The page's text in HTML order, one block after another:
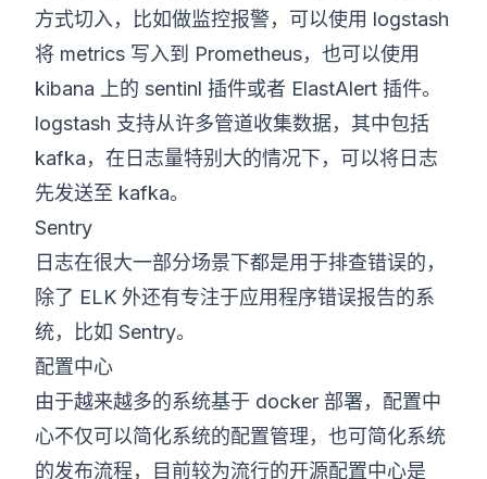
方式切入，比如做监控报警，可以使用 logstash
将 metrics 写入到 Prometheus，也可以使用
kibana 上的 sentinl 插件或者 ElastAlert 插件。
logstash 支持从许多管道收集数据，其中包括
kafka，在日志量特别大的情况下，可以将日志
先发送至 kafka。
Sentry
日志在很大一部分场景下都是用于排查错误的，
除了 ELK 外还有专注于应用程序错误报告的系
统，比如 Sentry。
配置中心
由于越来越多的系统基于 docker 部署，配置中
心不仅可以简化系统的配置管理，也可简化系统
的发布流程，目前较为流行的开源配置中心是